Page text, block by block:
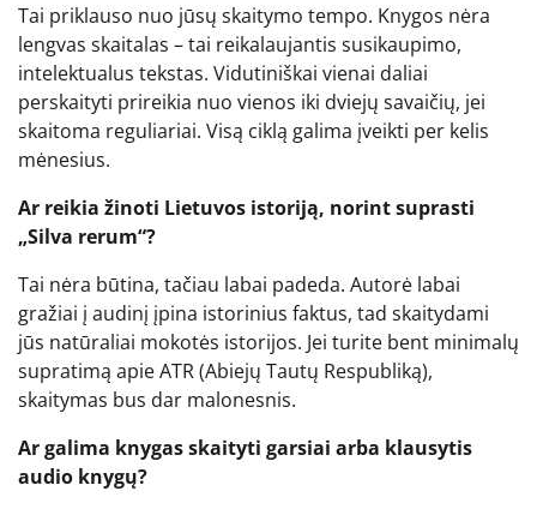
Tai priklauso nuo jūsų skaitymo tempo. Knygos nėra
lengvas skaitalas – tai reikalaujantis susikaupimo,
intelektualus tekstas. Vidutiniškai vienai daliai
perskaityti prireikia nuo vienos iki dviejų savaičių, jei
skaitoma reguliariai. Visą ciklą galima įveikti per kelis
mėnesius.
Ar reikia žinoti Lietuvos istoriją, norint suprasti
„Silva rerum“?
Tai nėra būtina, tačiau labai padeda. Autorė labai
gražiai į audinį įpina istorinius faktus, tad skaitydami
jūs natūraliai mokotės istorijos. Jei turite bent minimalų
supratimą apie ATR (Abiejų Tautų Respubliką),
skaitymas bus dar malonesnis.
Ar galima knygas skaityti garsiai arba klausytis
audio knygų?